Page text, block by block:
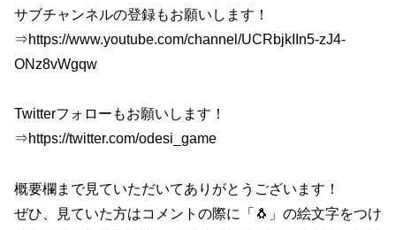
サブチャンネルの登録もお願いします！
⇒https://www.youtube.com/channel/UCRbjkIIn5-zJ4-
ONz8vWgqw
Twitterフォローもお願いします！
⇒https://twitter.com/odesi_game
概要欄まで見ていただいてありがとうございます！
ぜひ、見ていた方はコメントの際に「🐧」の絵文字をつけ